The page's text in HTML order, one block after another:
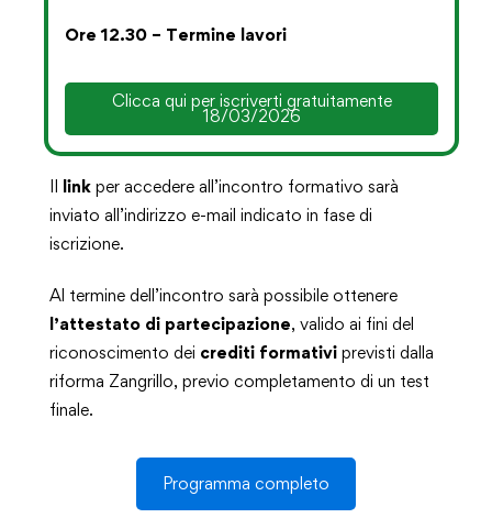
Ore 12.30 – Termine lavori
Clicca qui per iscriverti gratuitamente
18/03/2026
link per accedere all’incontro formativo sarà
inviato all’indirizzo e-mail indicato in fase di
iscrizione.
Al termine dell’incontro sarà possibile ottenere
l’attestato di partecipazione, valido ai fini del
riconoscimento dei crediti formativi previsti dalla
riforma Zangrillo, previo completamento di un test
finale.
Programma completo